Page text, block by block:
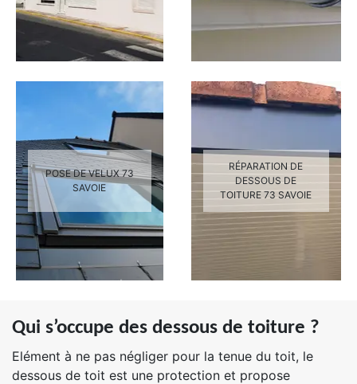
POSE DE VELUX 73
SAVOIE
RÉPARATION DE
DESSOUS DE
TOITURE 73 SAVOIE
Qui s’occupe des dessous de toiture ?
Elément à ne pas négliger pour la tenue du toit, le
dessous de toit est une protection et propose